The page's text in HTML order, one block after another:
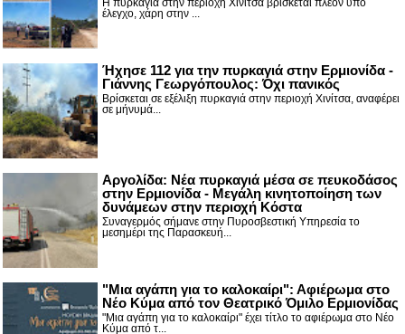
έλεγχο, χάρη στην ...
Ήχησε 112 για την πυρκαγιά στην Ερμιονίδα -
Γιάννης Γεωργόπουλος: Όχι πανικός
Βρίσκεται σε εξέλιξη πυρκαγιά στην περιοχή Χινίτσα, αναφέρει
σε μήνυμά...
Αργολίδα: Νέα πυρκαγιά μέσα σε πευκοδάσος
στην Ερμιονίδα - Μεγάλη κινητοποίηση των
δυνάμεων στην περιοχή Κόστα
Συναγερμός σήμανε στην Πυροσβεστική Υπηρεσία το
μεσημέρι της Παρασκευή...
"Μια αγάπη για το καλοκαίρι": Αφιέρωμα στο
Νέο Κύμα από τον Θεατρικό Όμιλο Ερμιονίδας
"Μια αγάπη για το καλοκαίρι" έχει τίτλο το αφιέρωμα στο Νέο
Κύμα από τ...